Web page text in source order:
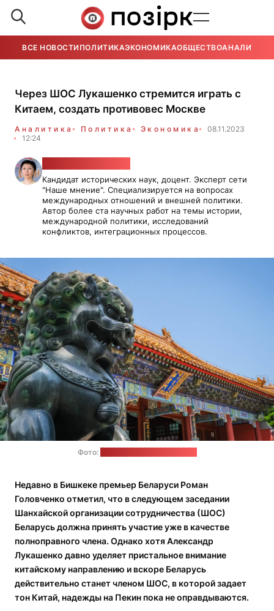
ВСЕ НОВОСТИ ПОЛИТИКАЭКОНОМИКАОБЩЕСТВОАНАЛИТИКА
Через ШОС Лукашенко стремится играть с
Китаем, создать противовес Москве
Аналитика Политика Экономика
08.11.2023
12:24
Кандидат исторических наук, доцент. Эксперт сети
"Наше мнение". Специализируется на вопросах
международных отношений и внешней политики.
Автор более ста научных работ на темы истории,
международной политики, исследований
конфликтов, интеграционных процессов.
Фото:
Недавно в Бишкеке премьер Беларуси Роман
Головченко отметил, что в следующем заседании
Шанхайской организации сотрудничества (ШОС)
Беларусь должна принять участие уже в качестве
полноправного члена. Однако хотя Александр
Лукашенко давно уделяет пристальное внимание
китайскому направлению и вскоре Беларусь
действительно станет членом ШОС, в которой задает
тон Китай, надежды на Пекин пока не оправдываются.